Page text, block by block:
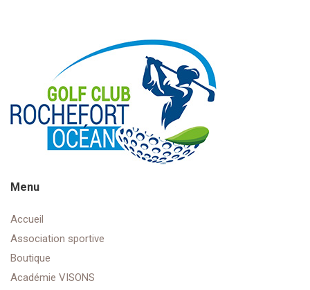
Menu
Accueil
Association sportive
Boutique
Académie VISONS